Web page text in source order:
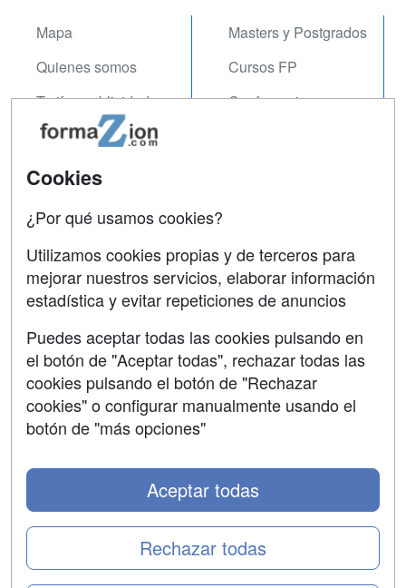
Mapa
Quienes somos
Tarifas publicidad
Acceso Usuarios
Acceso Centros
Masters y Postgrados
Cursos FP
Conferencias
Contactar
Confidencialidad
Aviso legal
Copyleft
Cookies
¿Por qué usamos cookies?
Utilizamos cookies propias y de terceros para
mejorar nuestros servicios, elaborar información
estadística y evitar repeticiones de anuncios
Puedes aceptar todas las cookies pulsando en
el botón de "Aceptar todas", rechazar todas las
cookies pulsando el botón de "Rechazar
cookies" o configurar manualmente usando el
botón de "más opciones"
Rechazar todas
Aceptar todas